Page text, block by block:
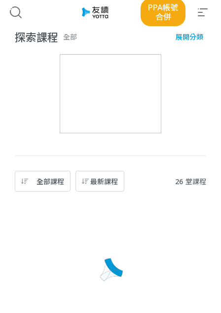
PPA帳號
合併
探索課程 全部 展開分類
全部課程 最新課程 26 堂課程